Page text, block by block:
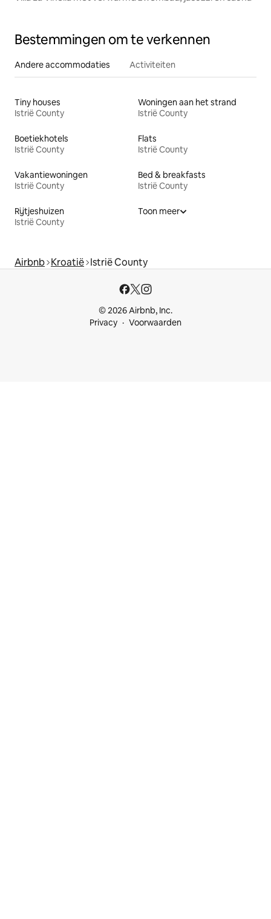
Bestemmingen om te verkennen
Andere accommodaties Activiteiten
Tiny houses
Istrië County
Woningen aan het strand
Istrië County
Boetiekhotels
Istrië County
Flats
Istrië County
Vakantiewoningen
Istrië County
Bed & breakfasts
Istrië County
Rijtjeshuizen
Istrië County
Toon meer
Airbnb Kroatië Istrië County
© 2026 Airbnb, Inc.
Privacy
Voorwaarden